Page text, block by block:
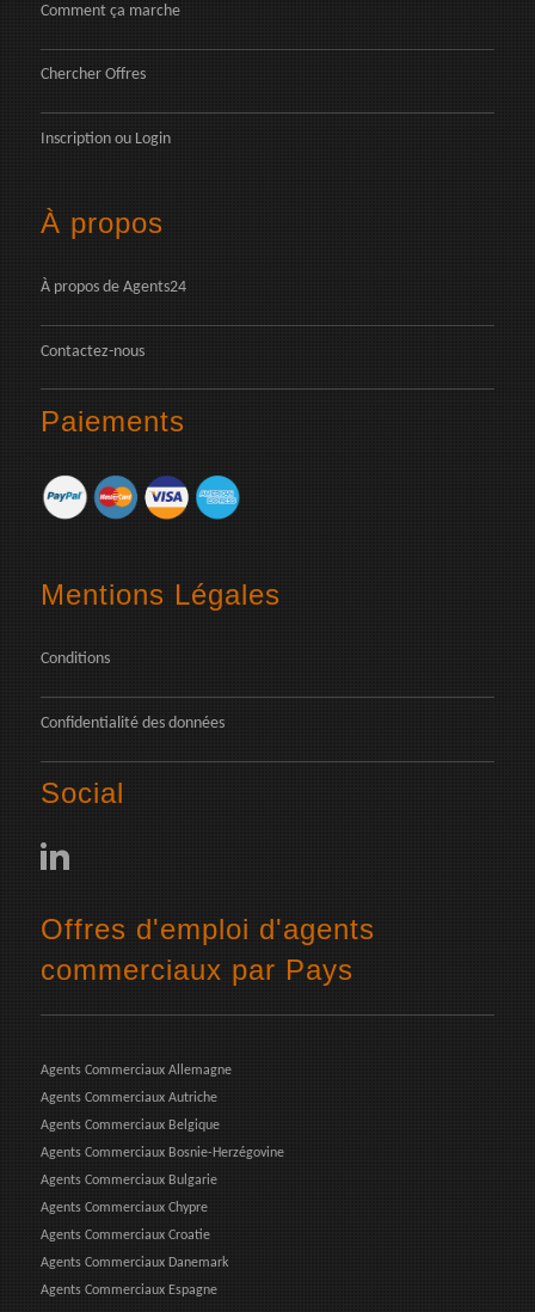
Comment ça marche
Chercher Offres
Inscription ou Login
À propos
À propos de Agents24
Contactez-nous
Paiements
Mentions Légales
Conditions
Confidentialité des données
Social
Offres d'emploi d'agents
commerciaux par Pays
Agents Commerciaux Allemagne
Agents Commerciaux Autriche
Agents Commerciaux Belgique
Agents Commerciaux Bosnie-Herzégovine
Agents Commerciaux Bulgarie
Agents Commerciaux Chypre
Agents Commerciaux Croatie
Agents Commerciaux Danemark
Agents Commerciaux Espagne